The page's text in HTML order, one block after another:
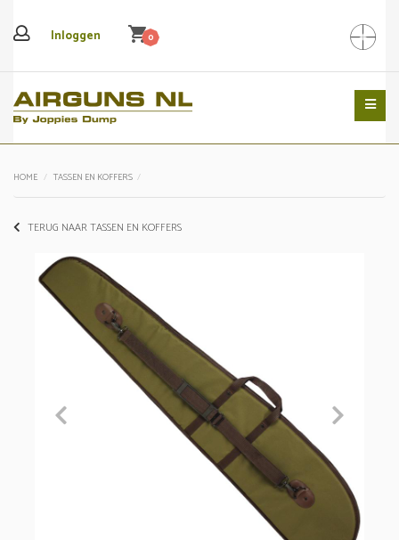
Inloggen shopping_cart0 Search
HOME TASSEN EN KOFFERS
TERUG NAAR TASSEN EN KOFFERS